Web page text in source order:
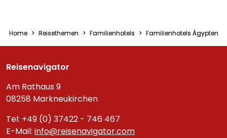
Home Reisethemen Familienhotels Familienhotels Ägypten
Reisenavigator
Am Rathaus 9
08258 Markneukirchen
Tel: +49 (0) 37422 - 746 467
E-Mail: info@reisenavigator.com